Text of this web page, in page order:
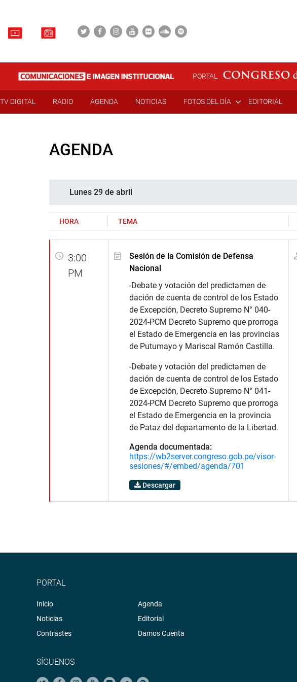
PORTAL
TV DIGITAL RADIO AGENDA NOTICIAS FOTOS DEL DÍA EDITORIAL
AGENDA
Lunes 29 de abril
HORA TEMA
3:00
PM
Sesión de la Comisión de Defensa
Nacional
-Debate y votación del predictamen de
dación de cuenta de control de los Estado
de Excepción, Decreto Supremo N° 040-
2024-PCM Decreto Supremo que prorroga
el Estado de Emergencia en las provincias
de Putumayo y Mariscal Ramón Castilla.
-Debate y votación del predictamen de
dación de cuenta de control de los Estado
de Excepción, Decreto Supremo N° 041-
2024-PCM Decreto Supremo que prorroga
el Estado de Emergencia en la provincia
de Pataz del departamento de la Libertad.
Agenda documentada:
https://wb2server.congreso.gob.pe/visor-
sesiones/#/embed/agenda/701
Descargar
PORTAL
Inicio
Noticias
Contrastes
Agenda
Editorial
Damos Cuenta
SÍGUENOS